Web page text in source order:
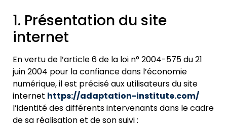
1. Présentation du site
internet
En vertu de l’article 6 de la loi n° 2004-575 du 21
juin 2004 pour la confiance dans l’économie
numérique, il est précisé aux utilisateurs du site
internet https://adaptation-institute.com/
l’identité des différents intervenants dans le cadre
de sa réalisation et de son suivi :